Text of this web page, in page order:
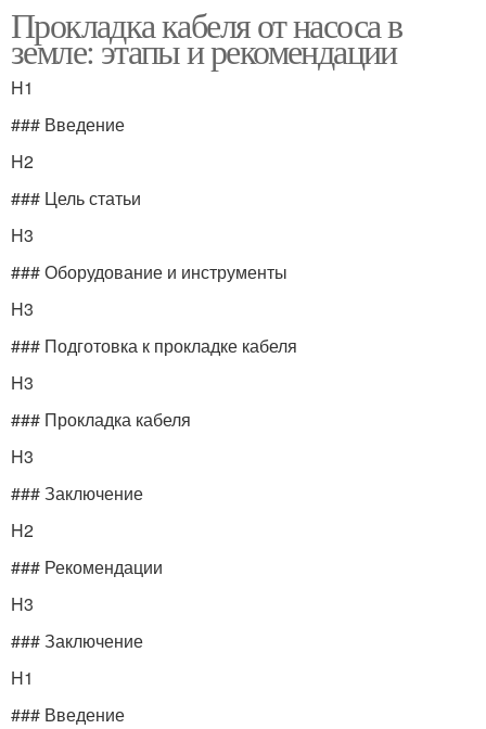
Прокладка кабеля от насоса в
земле: этапы и рекомендации
H1
### Введение
H2
### Цель статьи
H3
### Оборудование и инструменты
H3
### Подготовка к прокладке кабеля
H3
### Прокладка кабеля
H3
### Заключение
H2
### Рекомендации
H3
### Заключение
H1
### Введение